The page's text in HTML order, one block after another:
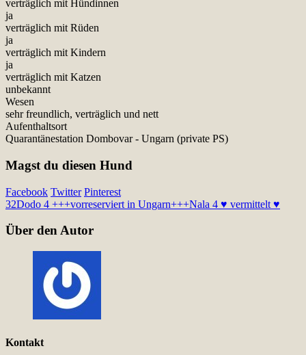
verträglich mit Hündinnen
ja
verträglich mit Rüden
ja
verträglich mit Kindern
ja
verträglich mit Katzen
unbekannt
Wesen
sehr freundlich, verträglich und nett
Aufenthaltsort
Quarantänestation Dombovar - Ungarn (private PS)
Magst du diesen Hund
Facebook Twitter Pinterest
32Dodo 4 +++vorreserviert in Ungarn+++Nala 4 ♥ vermittelt ♥
Über den Autor
Kontakt